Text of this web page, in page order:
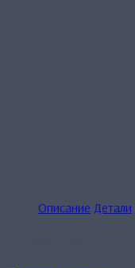
Описание Детали